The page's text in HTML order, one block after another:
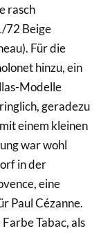
rasch
72 Beige
Für die
hinzu, ein
Modelle
geradezu
einem kleinen
war wohl
in der
eine
Paul Cézanne.
Tabac, als